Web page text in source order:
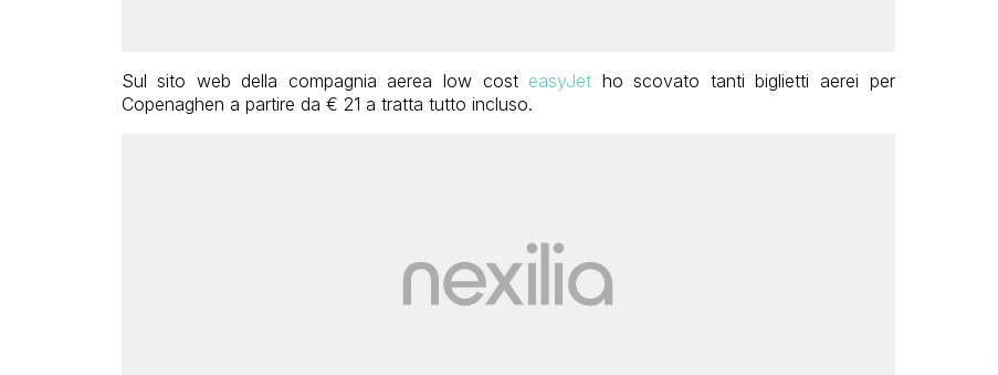
Sul sito web della compagnia aerea low cost easyJet ho scovato tanti biglietti aerei per
Copenaghen a partire da € 21 a tratta tutto incluso.